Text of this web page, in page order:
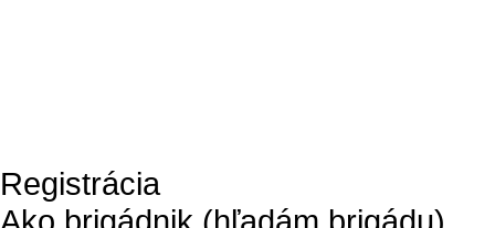
Registrácia